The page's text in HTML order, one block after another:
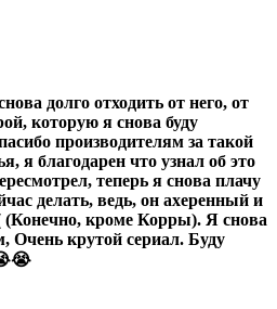
долго отходить от него, от
которую я снова буду
производителям за такой
я благодарен что узнал об это
теперь я снова плачу
делать, ведь, он ахеренный и
(Конечно, кроме Корры). Я снова
Очень крутой сериал. Буду